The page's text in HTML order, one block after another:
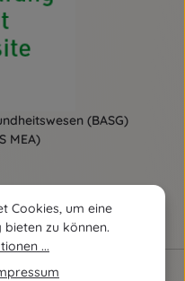
(BASG)
MEA)
Cookies, um eine
zu können.
...